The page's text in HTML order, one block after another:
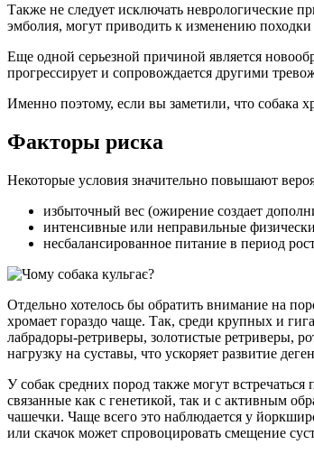
Также не следует исключать неврологические
эмболия, могут приводить к изменению
Еще одной серьезной причиной является
прогрессирует и сопровождается другими
Именно поэтому, если вы заметили, что собака
Факторы риска
Некоторые условия значительно повышают
избыточный вес (ожирение создает
интенсивные или неправильные
несбалансированное питание в период
Отдельно хотелось бы обратить внимание на
хромает гораздо чаще. Так, среди крупных и
лабрадоры-ретриверы, золотистые ретриверы,
нагрузку на суставы, что ускоряет развитие
У собак средних пород также могут
связанные как с генетикой, так и с активным
чашечки. Чаще всего это наблюдается у
или скачок может спровоцировать смещение